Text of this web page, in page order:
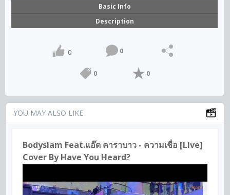
Basic Info
Description
0 0
0 0
YOU MAY ALSO LIKE
Bodyslam Feat.แอ๊ด คาราบาว - ความเชื่อ [Live]
Cover By Have You Heard?